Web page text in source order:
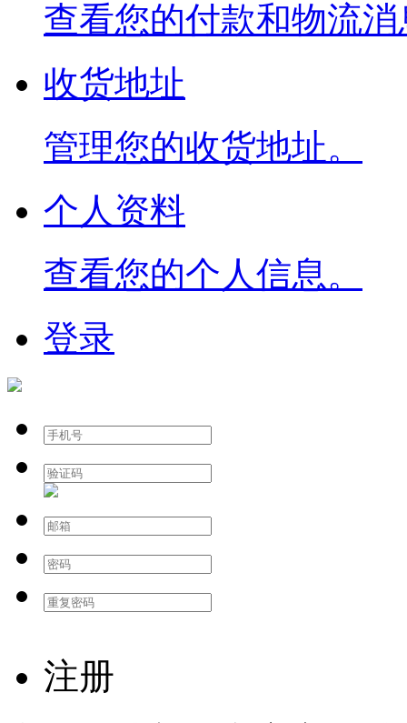
查看您的付款和物流消
收货地址
管理您的收货地址。
个人资料
查看您的个人信息。
登录
注册